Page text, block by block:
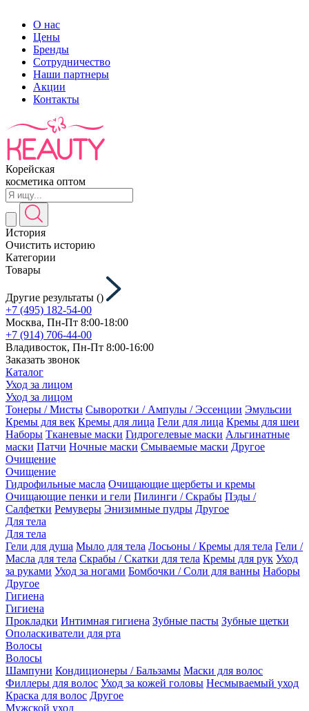
О нас
Цены
Бренды
Сотрудничество
Наши партнеры
Акции
Контакты
Корейская
косметика оптом
История
Очистить историю
Категории
Товары
Другие результаты ()
+7 (495) 182-54-00
Москва, Пн-Пт 8:00-18:00
+7 (914) 706-44-00
Владивосток, Пн-Пт 8:00-16:00
Заказать звонок
Каталог
Уход за лицом
Уход за лицом
Тонеры / Мисты Сыворотки / Ампулы / Эссенции Эмульсии
Кремы для век Кремы для лица Гели для лица Кремы для шеи
Наборы Тканевые маски Гидрогелевые маски Альгинатные
маски Патчи Ночные маски Смываемые маски Другое
Очищение
Очищение
Гидрофильные масла Очищающие щербеты и кремы
Очищающие пенки и гели Пилинги / Скрабы Пэды /
Салфетки Ремуверы Энизимные пудры Другое
Для тела
Для тела
Гели для душа Мыло для тела Лосьоны / Кремы для тела Гели /
Масла для тела Скрабы / Скатки для тела Кремы для рук Уход
за руками Уход за ногами Бомбочки / Соли для ванны Наборы
Другое
Гигиена
Гигиена
Прокладки Интимная гигиена Зубные пасты Зубные щетки
Ополаскиватели для рта
Волосы
Волосы
Шампуни Кондиционеры / Бальзамы Маски для волос
Филлеры для волос Уход за кожей головы Несмываемый уход
Краска для волос Другое
Мужской уход